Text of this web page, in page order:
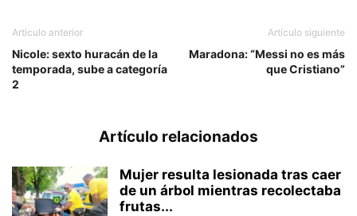
Artículo anterior
Nicole: sexto huracán de la
temporada, sube a categoría
2
Artículo siguiente
Maradona: “Messi no es más
que Cristiano”
Artículo relacionados
Mujer resulta lesionada tras caer
de un árbol mientras recolectaba
frutas...